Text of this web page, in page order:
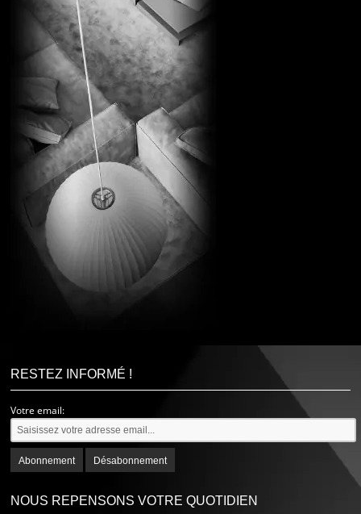
RESTEZ INFORMÉ !
Votre email:
NOUS REPENSONS VOTRE QUOTIDIEN